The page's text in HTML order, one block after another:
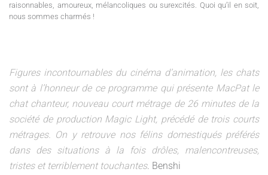
raisonnables, amoureux, mélancoliques ou surexcités. Quoi qu’il en soit,
nous sommes charmés !
Figures incontournables du cinéma d’animation, les chats
sont à l’honneur de ce programme qui présente MacPat le
chat chanteur, nouveau court métrage de 26 minutes de la
société de production Magic Light, précédé de trois courts
métrages. On y retrouve nos félins domestiqués préférés
dans des situations à la fois drôles, malencontreuses,
tristes et terriblement touchantes. Benshi